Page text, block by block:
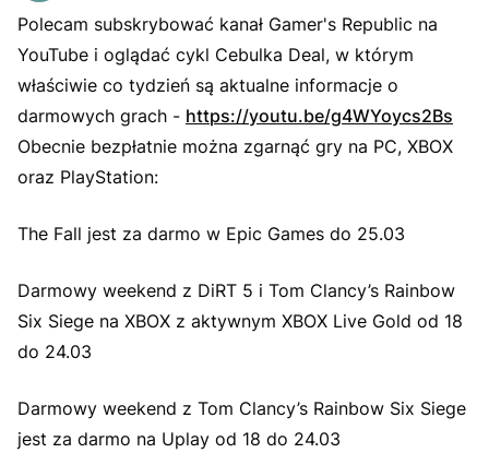
Polecam subskrybować kanał Gamer's Republic na
YouTube i oglądać cykl Cebulka Deal, w którym
właściwie co tydzień są aktualne informacje o
darmowych grach - https://youtu.be/g4WYoycs2Bs
Obecnie bezpłatnie można zgarnąć gry na PC, XBOX
oraz PlayStation:
The Fall jest za darmo w Epic Games do 25.03
Darmowy weekend z DiRT 5 i Tom Clancy’s Rainbow
Six Siege na XBOX z aktywnym XBOX Live Gold od 18
do 24.03
Darmowy weekend z Tom Clancy’s Rainbow Six Siege
jest za darmo na Uplay od 18 do 24.03